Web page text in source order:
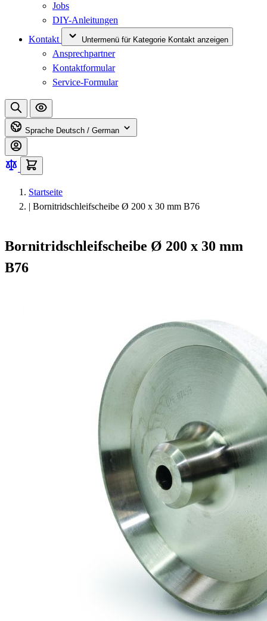
Jobs
DIY-Anleitungen
Kontakt
Untermenü für Kategorie Kontakt anzeigen
Ansprechpartner
Kontaktformular
Service-Formular
Sprache Deutsch / German
Startseite
| Bornitridschleifscheibe Ø 200 x 30 mm B76
Bornitridschleifscheibe Ø 200 x 30 mm
B76